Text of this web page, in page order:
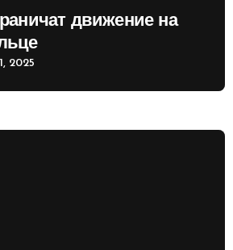
движение на
2025